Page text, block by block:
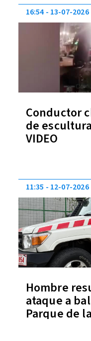
Conductor
de
VIDEO
16:54 13-07-2026
Hombre
ataque a
Parque de
11:35 12-07-2026